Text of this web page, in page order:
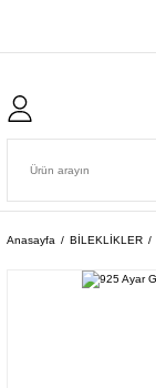
Anasayfa BİLEKLİKLER